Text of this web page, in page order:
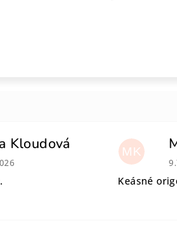
Kloudová
obchodu je 5 z 5 hvězdiček.
MK
Keásné